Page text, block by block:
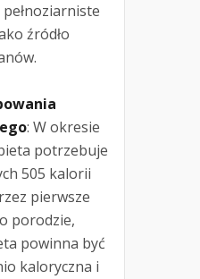
źródło
: W okresie
potrzebuje
505 kalorii
pierwsze
porodzie,
powinna być
kaloryczna i